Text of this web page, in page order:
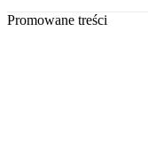
Promowane treści